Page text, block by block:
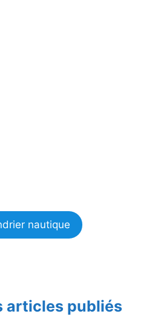
nautique
articles publiés